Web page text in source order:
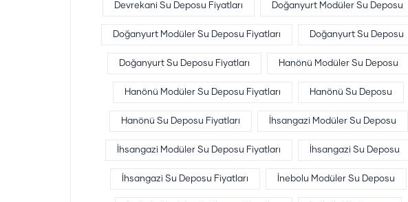
Devrekani Su Deposu Fiyatları Doğanyurt Modüler Su Deposu
Doğanyurt Modüler Su Deposu Fiyatları Doğanyurt Su Deposu
Doğanyurt Su Deposu Fiyatları Hanönü Modüler Su Deposu
Hanönü Modüler Su Deposu Fiyatları Hanönü Su Deposu
Hanönü Su Deposu Fiyatları İhsangazi Modüler Su Deposu
İhsangazi Modüler Su Deposu Fiyatları İhsangazi Su Deposu
İhsangazi Su Deposu Fiyatları İnebolu Modüler Su Deposu